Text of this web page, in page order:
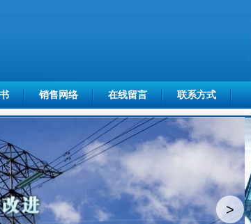
销售网络 在线留言 联系方式
>